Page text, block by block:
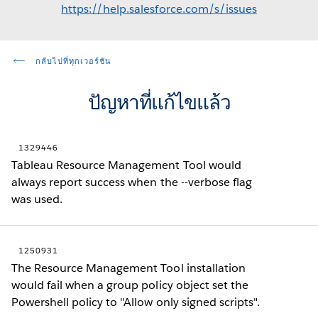
https://help.salesforce.com/s/issues
กลับไปที่ทุกเวอร์ชัน
ปัญหาที่แก้ไขแล้ว
1329446
Tableau Resource Management Tool would
always report success when the --verbose flag
was used.
1250931
The Resource Management Tool installation
would fail when a group policy object set the
Powershell policy to "Allow only signed scripts".